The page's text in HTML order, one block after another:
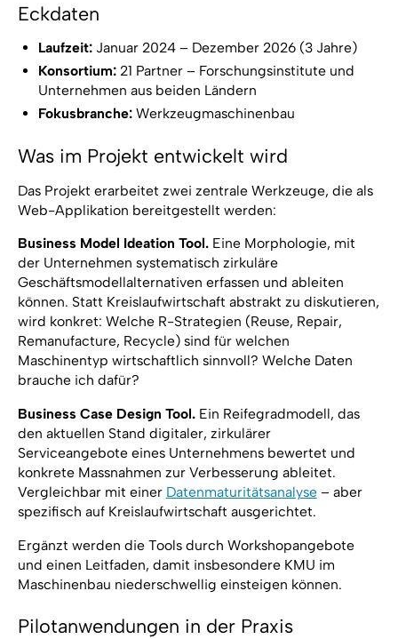
Eckdaten
Laufzeit: Januar 2024 – Dezember 2026 (3 Jahre)
Konsortium: 21 Partner – Forschungsinstitute und
Unternehmen aus beiden Ländern
Fokusbranche: Werkzeugmaschinenbau
Was im Projekt entwickelt wird
Das Projekt erarbeitet zwei zentrale Werkzeuge, die als
Web-Applikation bereitgestellt werden:
Business Model Ideation Tool.Eine Morphologie, mit
der Unternehmen systematisch zirkuläre
Geschäftsmodellalternativen erfassen und ableiten
können. Statt Kreislaufwirtschaft abstrakt zu diskutieren,
wird konkret: Welche R-Strategien (Reuse, Repair,
Remanufacture, Recycle) sind für welchen
Maschinentyp wirtschaftlich sinnvoll? Welche Daten
brauche ich dafür?
Business Case Design Tool.Ein Reifegradmodell, das
den aktuellen Stand digitaler, zirkulärer
Serviceangebote eines Unternehmens bewertet und
konkrete Massnahmen zur Verbesserung ableitet.
Vergleichbar mit einer Datenmaturitätsanalyse– aber
spezifisch auf Kreislaufwirtschaft ausgerichtet.
Ergänzt werden die Tools durch Workshopangebote
und einen Leitfaden, damit insbesondere KMU im
Maschinenbau niederschwellig einsteigen können.
Pilotanwendungen in der Praxis